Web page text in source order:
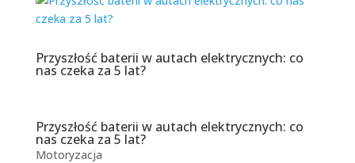
Przyszłość baterii w autach elektrycznych: co
nas czeka za 5 lat?
Przyszłość baterii w autach elektrycznych: co
nas czeka za 5 lat?
Motoryzacja